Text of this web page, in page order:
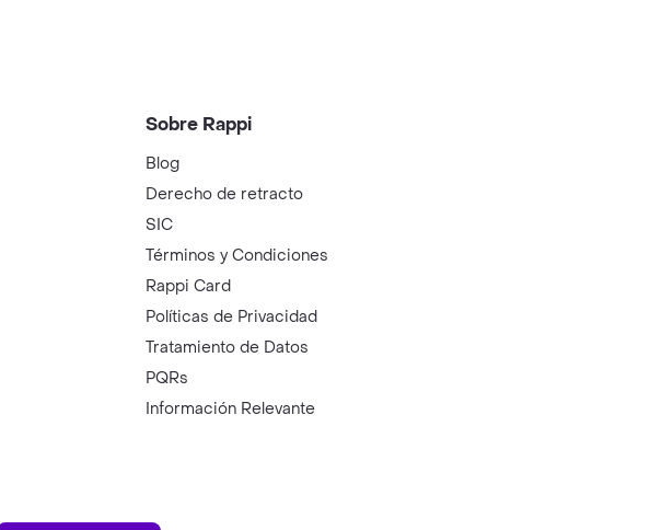
Sobre Rappi
Blog
Derecho de retracto
SIC
Términos y Condiciones
Rappi Card
Políticas de Privacidad
Tratamiento de Datos
PQRs
Información Relevante